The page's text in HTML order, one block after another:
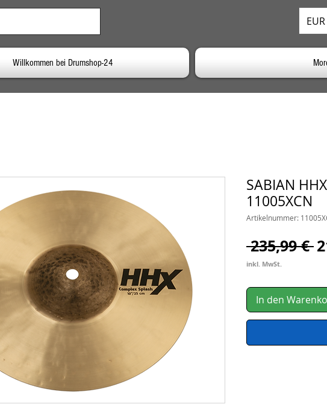
Willkommen bei Drumshop-24
SABIAN
11005XCN
Artikelnummer:
235,99 €
inkl. MwSt.
In den